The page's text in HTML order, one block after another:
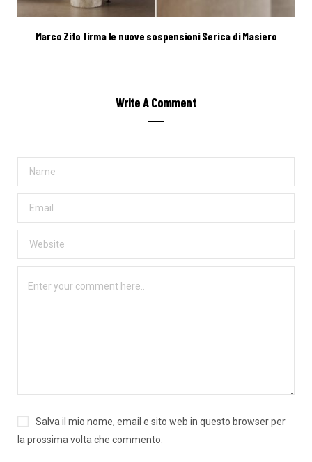
Marco Zito firma le nuove sospensioni Serica di Masiero
Write A Comment
Salva il mio nome, email e sito web in questo browser per
la prossima volta che commento.